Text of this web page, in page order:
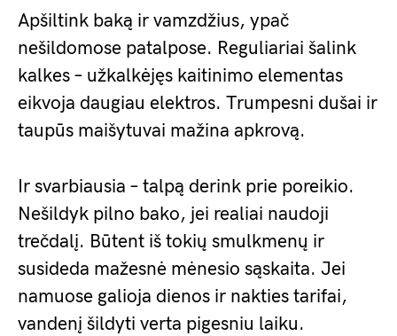
Apšiltink baką ir vamzdžius, ypač
nešildomose patalpose. Reguliariai šalink
kalkes – užkalkėjęs kaitinimo elementas
eikvoja daugiau elektros. Trumpesni dušai ir
taupūs maišytuvai mažina apkrovą.
Ir svarbiausia – talpą derink prie poreikio.
Nešildyk pilno bako, jei realiai naudoji
trečdalį. Būtent iš tokių smulkmenų ir
susideda mažesnė mėnesio sąskaita. Jei
namuose galioja dienos ir nakties tarifai,
vandenį šildyti verta pigesniu laiku.